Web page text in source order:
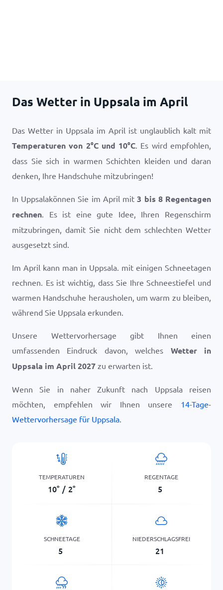
Das Wetter in Uppsala im April
Das Wetter in Uppsala im April ist unglaublich kalt mit
Temperaturen von 2°Cund 10°C. Es wird empfohlen,
dass Sie sich in warmen Schichten kleiden und daran
denken, Ihre Handschuhe mitzubringen!
In Uppsalakönnen Sie im April mit3 bis 8 Regentagen
rechnen. Es ist eine gute Idee, Ihren Regenschirm
mitzubringen, damit Sie nicht dem schlechten Wetter
ausgesetzt sind.
Im April kann man in Uppsala. mit einigen Schneetagen
rechnen. Es ist wichtig, dass Sie Ihre Schneestiefel und
warmen Handschuhe herausholen, um warm zu bleiben,
während Sie Uppsala erkunden.
Unsere Wettervorhersage gibt Ihnen einen
umfassenden Eindruck davon, welches Wetter in
Uppsala im April 2027 zu erwarten ist.
Wenn Sie in naher Zukunft nach Uppsala reisen
möchten, empfehlen wir Ihnen unsere 14-Tage-
Wettervorhersage für Uppsala.
TEMPERATUREN
10° / 2°
REGENTAGE
5
SCHNEETAGE
5
NIEDERSCHLAGSFREI
21